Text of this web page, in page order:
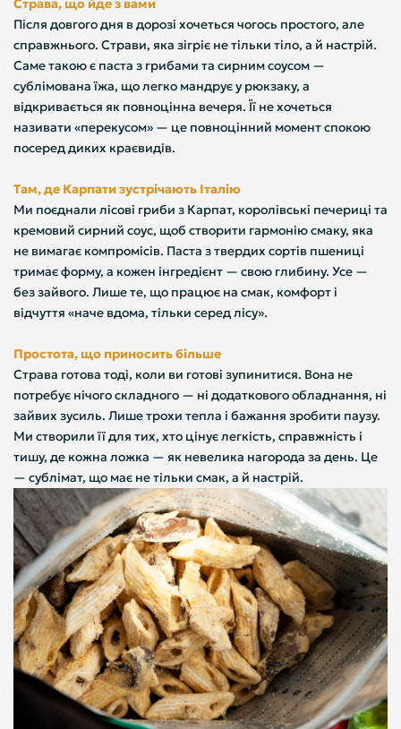
Страва, що йде з вами
Після довгого дня в дорозі хочеться чогось простого, але
справжнього. Страви, яка зігріє не тільки тіло, а й настрій.
Саме такою є паста з грибами та сирним соусом —
сублімована їжа, що легко мандрує у рюкзаку, а
відкривається як повноцінна вечеря. Її не хочеться
називати «перекусом» — це повноцінний момент спокою
посеред диких краєвидів.
Там, де Карпати зустрічають Італію
Ми поєднали лісові гриби з Карпат, королівські печериці та
кремовий сирний соус, щоб створити гармонію смаку, яка
не вимагає компромісів. Паста з твердих сортів пшениці
тримає форму, а кожен інгредієнт — свою глибину. Усе —
без зайвого. Лише те, що працює на смак, комфорт і
відчуття «наче вдома, тільки серед лісу».
Простота, що приносить більше
Страва готова тоді, коли ви готові зупинитися. Вона не
потребує нічого складного — ні додаткового обладнання, ні
зайвих зусиль. Лише трохи тепла і бажання зробити паузу.
Ми створили її для тих, хто цінує легкість, справжність і
тишу, де кожна ложка — як невелика нагорода за день. Це
— сублімат, що має не тільки смак, а й настрій.